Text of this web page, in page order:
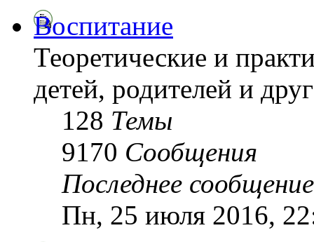
Воспитание
Теоретические и
детей, родителей и
128 Темы
9170 Сообщения
Последнее сообщение
Пн, 25 июля 2016,